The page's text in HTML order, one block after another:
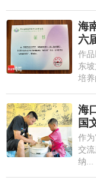
海
六
作
东
培养
海
国
作
交
纳...